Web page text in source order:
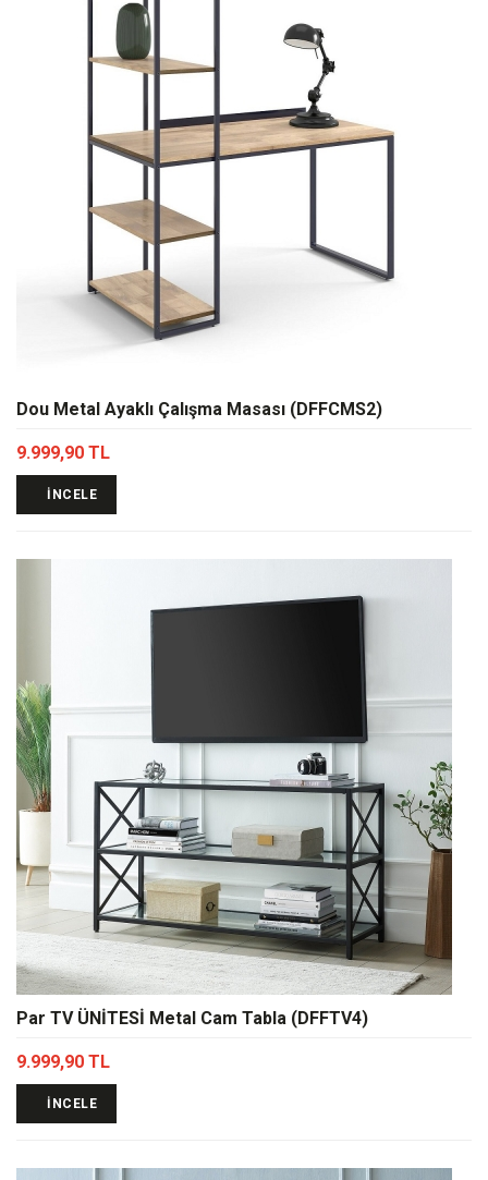
Dou Metal Ayaklı Çalışma Masası (DFFCMS2)
9.999,90 TL
İNCELE
Par TV ÜNİTESİ Metal Cam Tabla (DFFTV4)
9.999,90 TL
İNCELE